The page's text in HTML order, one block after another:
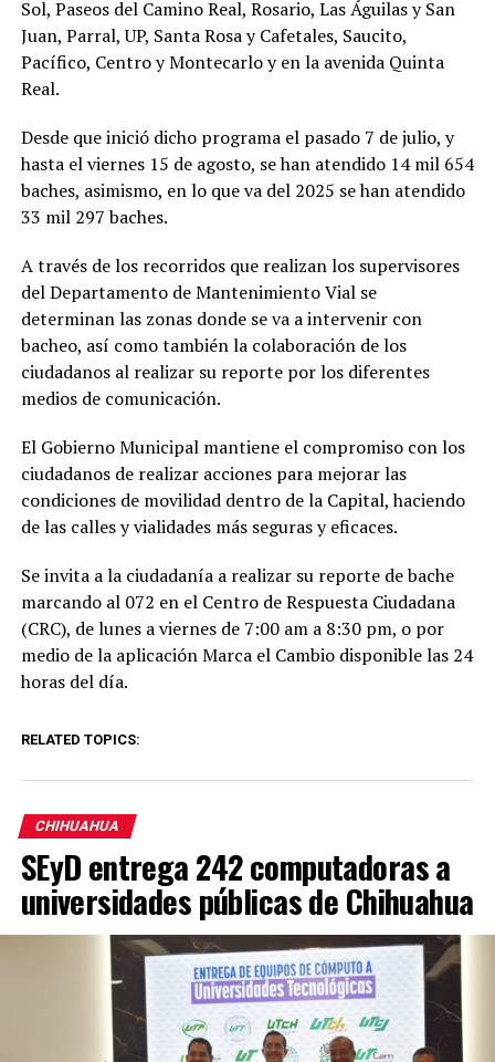
Sol, Paseos del Camino Real, Rosario, Las Águilas y San
Juan, Parral, UP, Santa Rosa y Cafetales, Saucito,
Pacífico, Centro y Montecarlo y en la avenida Quinta
Real.
Desde que inició dicho programa el pasado 7 de julio, y
hasta el viernes 15 de agosto, se han atendido 14 mil 654
baches, asimismo, en lo que va del 2025 se han atendido
33 mil 297 baches.
A través de los recorridos que realizan los supervisores
del Departamento de Mantenimiento Vial se
determinan las zonas donde se va a intervenir con
bacheo, así como también la colaboración de los
ciudadanos al realizar su reporte por los diferentes
medios de comunicación.
El Gobierno Municipal mantiene el compromiso con los
ciudadanos de realizar acciones para mejorar las
condiciones de movilidad dentro de la Capital, haciendo
de las calles y vialidades más seguras y eficaces.
Se invita a la ciudadanía a realizar su reporte de bache
marcando al 072 en el Centro de Respuesta Ciudadana
(CRC), de lunes a viernes de 7:00 am a 8:30 pm, o por
medio de la aplicación Marca el Cambio disponible las 24
horas del día.
RELATED TOPICS:
CHIHUAHUA
SEyD entrega 242 computadoras a
universidades públicas de Chihuahua